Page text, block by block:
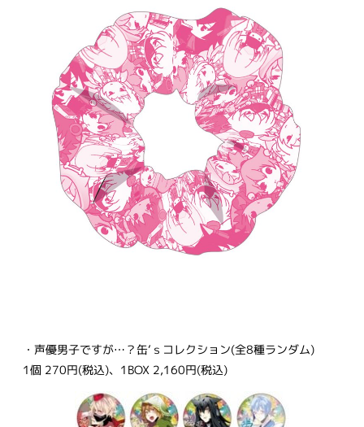
・声優男子ですが…？缶‘ｓコレクション(全8種ランダム)
1個 270円(税込)、1BOX 2,160円(税込)